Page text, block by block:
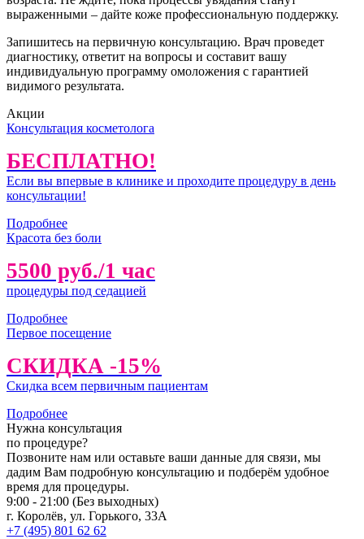
выраженными – дайте коже профессиональную поддержку.
Запишитесь на первичную консультацию. Врач проведет
диагностику, ответит на вопросы и составит вашу
индивидуальную программу омоложения с гарантией
видимого результата.
Акции
Консультация косметолога
БЕСПЛАТНО!
Если вы впервые в клинике и проходите процедуру в день
консультации!
Подробнее
Красота без боли
5500 руб./1 час
процедуры под седацией
Подробнее
Первое посещение
СКИДКА -15%
Скидка всем первичным пациентам
Подробнее
Нужна консультация
по процедуре?
Позвоните нам или оставьте ваши данные для связи, мы
дадим Вам подробную консультацию и подберём удобное
время для процедуры.
9:00 - 21:00 (Без выходных)
г. Королёв, ул. Горького, 33А
+7 (495) 801 62 62